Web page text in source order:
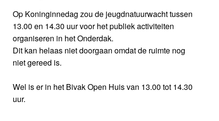
Op Koninginnedag zou de jeugdnatuurwacht tussen
13.00 en 14.30 uur voor het publiek activiteiten
organiseren in het Onderdak.
Dit kan helaas niet doorgaan omdat de ruimte nog
niet gereed is.
Wel is er in het Bivak Open Huis van 13.00 tot 14.30
uur.